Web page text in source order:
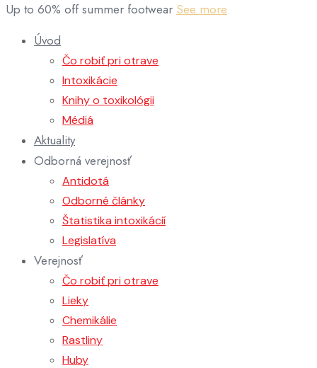
Up to 60% off summer footwear See more
Úvod
Čo robiť pri otrave
Intoxikácie
Knihy o toxikológii
Médiá
Aktuality
Odborná verejnosť
Antidotá
Odborné články
Štatistika intoxikácií
Legislatíva
Verejnosť
Čo robiť pri otrave
Lieky
Chemikálie
Rastliny
Huby